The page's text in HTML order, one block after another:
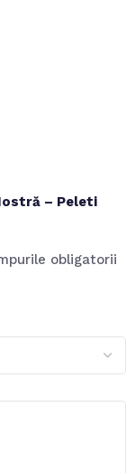
– Peleti
obligatorii